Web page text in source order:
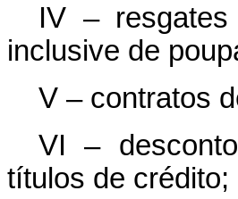
IV –
inclusive de
V – contratos
VI –
títulos de crédito;